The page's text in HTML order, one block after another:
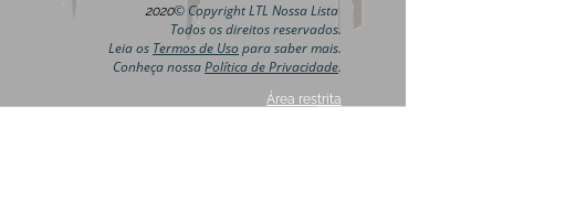
2020© Copyright LTL Nossa Lista
Todos os direitos reservados.
Leia os Termos de Uso para saber mais.
Conheça nossaPolítica de Privacidade.
Área restrita